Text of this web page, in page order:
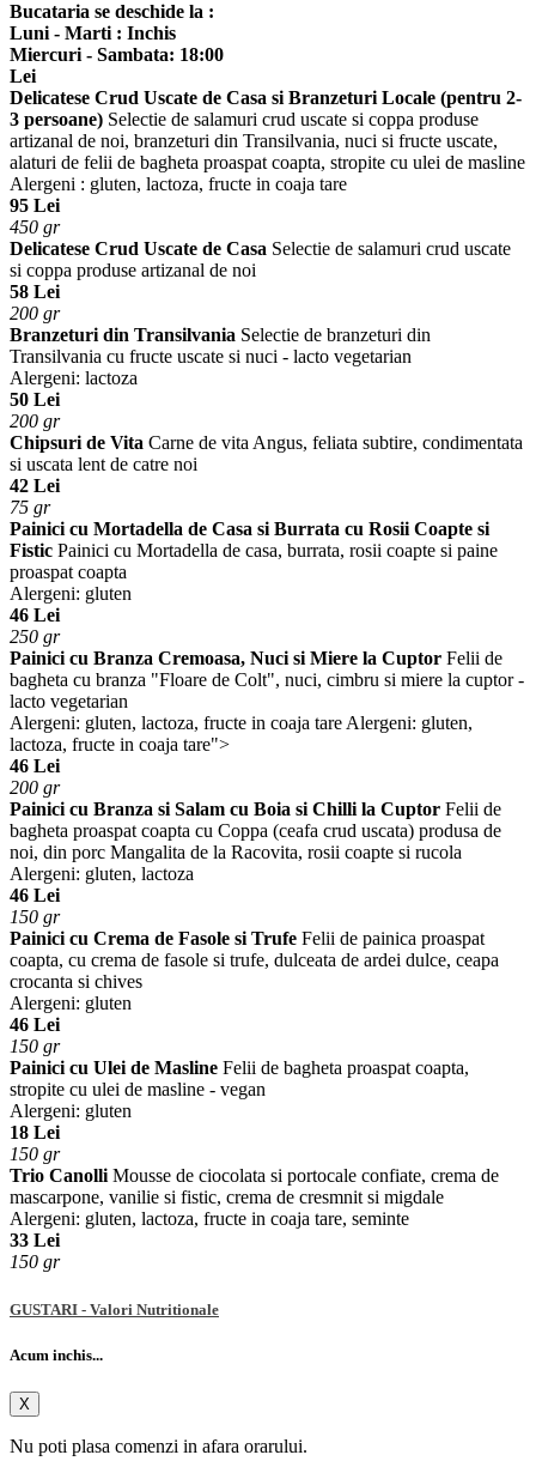
Bucataria se deschide la :
Luni - Marti : Inchis
Miercuri - Sambata: 18:00
Lei
Delicatese Crud Uscate de Casa si Branzeturi Locale (pentru 2-
3 persoane) Selectie de salamuri crud uscate si coppa produse
artizanal de noi, branzeturi din Transilvania, nuci si fructe uscate,
alaturi de felii de bagheta proaspat coapta, stropite cu ulei de masline
Alergeni : gluten, lactoza, fructe in coaja tare
95 Lei
450 gr
Delicatese Crud Uscate de Casa Selectie de salamuri crud uscate
si coppa produse artizanal de noi
58 Lei
200 gr
Branzeturi din Transilvania Selectie de branzeturi din
Transilvania cu fructe uscate si nuci - lacto vegetarian
Alergeni: lactoza
50 Lei
200 gr
Chipsuri de Vita Carne de vita Angus, feliata subtire, condimentata
si uscata lent de catre noi
42 Lei
75 gr
Painici cu Mortadella de Casa si Burrata cu Rosii Coapte si
Fistic Painici cu Mortadella de casa, burrata, rosii coapte si paine
proaspat coapta
Alergeni: gluten
46 Lei
250 gr
Painici cu Branza Cremoasa, Nuci si Miere la Cuptor Felii de
bagheta cu branza "Floare de Colt", nuci, cimbru si miere la cuptor -
lacto vegetarian
Alergeni: gluten, lactoza, fructe in coaja tare Alergeni: gluten,
lactoza, fructe in coaja tare">
46 Lei
200 gr
Painici cu Branza si Salam cu Boia si Chilli la Cuptor Felii de
bagheta proaspat coapta cu Coppa (ceafa crud uscata) produsa de
noi, din porc Mangalita de la Racovita, rosii coapte si rucola
Alergeni: gluten, lactoza
46 Lei
150 gr
Painici cu Crema de Fasole si Trufe Felii de painica proaspat
coapta, cu crema de fasole si trufe, dulceata de ardei dulce, ceapa
crocanta si chives
Alergeni: gluten
46 Lei
150 gr
Painici cu Ulei de Masline Felii de bagheta proaspat coapta,
stropite cu ulei de masline - vegan
Alergeni: gluten
18 Lei
150 gr
Trio Canolli Mousse de ciocolata si portocale confiate, crema de
mascarpone, vanilie si fistic, crema de cresmnit si migdale
Alergeni: gluten, lactoza, fructe in coaja tare, seminte
33 Lei
150 gr
GUSTARI - Valori Nutritionale
Acum inchis...
X
Nu poti plasa comenzi in afara orarului.